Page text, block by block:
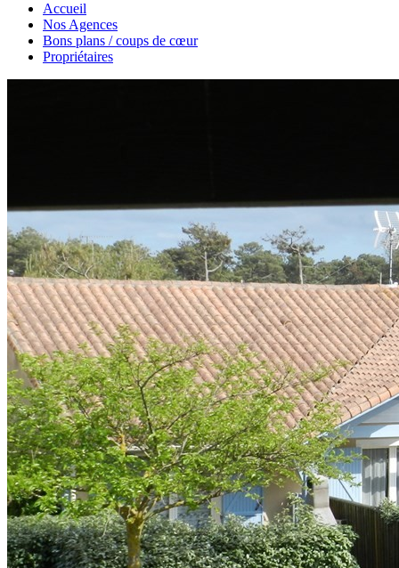
Accueil
Nos Agences
Bons plans / coups de cœur
Propriétaires